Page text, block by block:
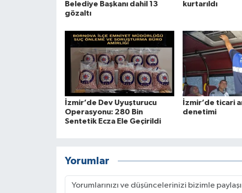
Belediye Başkanı dahil 13
gözaltı
kurtarıldı
İzmir’de Dev Uyuşturucu
Operasyonu: 280 Bin
Sentetik Ecza Ele Geçirildi
İzmir’de ticari
denetimi
Yorumlar